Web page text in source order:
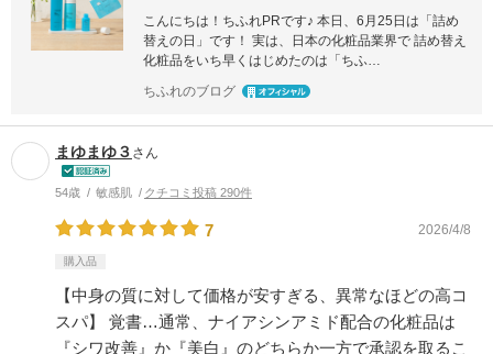
こんにちは！ちふれPRです♪ 本日、6月25日は「詰め
替えの日」です！ 実は、日本の化粧品業界で 詰め替え
化粧品をいち早くはじめたのは「ちふ…
ちふれのブログ
まゆまゆ３ さん
54歳 敏感肌 クチコミ投稿 290件
7 2026/4/8
購入品
【中身の質に対して価格が安すぎる、異常なほどの高コ
スパ】 覚書…通常、ナイアシンアミド配合の化粧品は
『シワ改善』か『美白』のどちらか一方で承認を取るこ